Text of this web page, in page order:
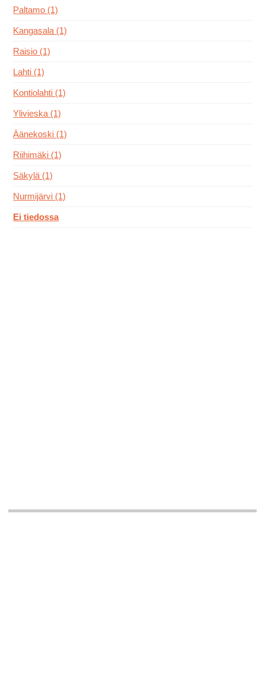
Paltamo (1)
Kangasala (1)
Raisio (1)
Lahti (1)
Kontiolahti (1)
Ylivieska (1)
Äänekoski (1)
Riihimäki (1)
Säkylä (1)
Nurmijärvi (1)
Ei tiedossa